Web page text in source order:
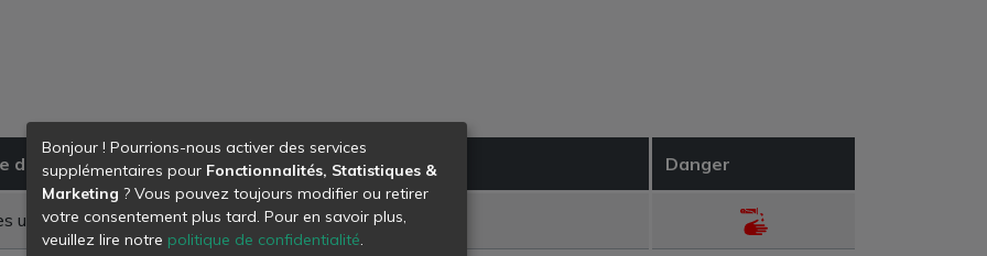
de déchet Danger
usées
Bonjour ! Pourrions-nous activer des services
supplémentaires pour Fonctionnalités, Statistiques &
Marketing ? Vous pouvez toujours modifier ou retirer
votre consentement plus tard. Pour en savoir plus,
veuillez lire notre politique de confidentialité.